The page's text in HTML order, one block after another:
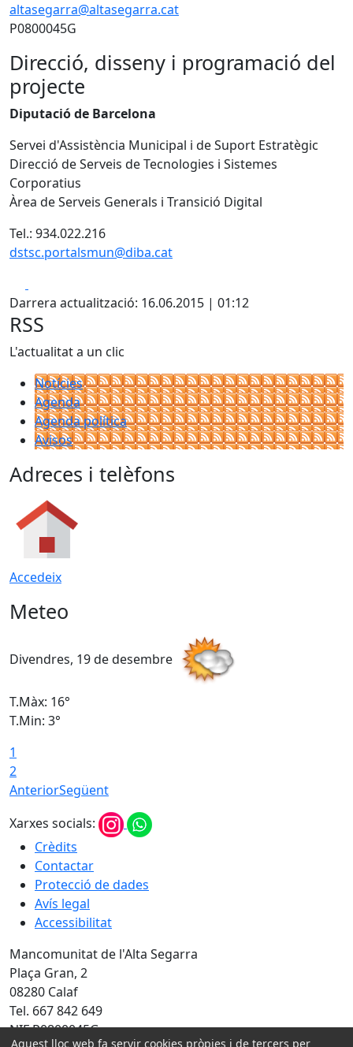
altasegarra@altasegarra.cat
P0800045G
Direcció, disseny i programació del
projecte
Diputació de Barcelona
Servei d'Assistència Municipal i de Suport Estratègic
Direcció de Serveis de Tecnologies i Sistemes
Corporatius
Àrea de Serveis Generals i Transició Digital
Tel.: 934.022.216
dstsc.portalsmun@diba.cat
Darrera actualització: 16.06.2015 | 01:12
RSS
L'actualitat a un clic
Notícies
Agenda
Agenda política
Avisos
Adreces i telèfons
Accedeix
Meteo
Divendres, 19 de desembre
T.Màx: 16°
T.Min: 3°
1
2
AnteriorSegüent
Xarxes socials:
Crèdits
Contactar
Protecció de dades
Avís legal
Accessibilitat
Mancomunitat de l'Alta Segarra
Plaça Gran, 2
08280 Calaf
Tel. 667 842 649
NIF P0800045G
Aquest lloc web fa servir cookies pròpies i de tercers per